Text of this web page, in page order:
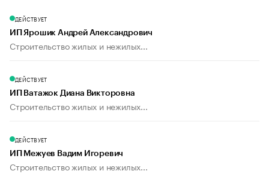
ДЕЙСТВУЕТ
ИП Ярошик Андрей Александрович
Строительство жилых и нежилых...
ДЕЙСТВУЕТ
ИП Ватажок Диана Викторовна
Строительство жилых и нежилых...
ДЕЙСТВУЕТ
ИП Межуев Вадим Игоревич
Строительство жилых и нежилых...